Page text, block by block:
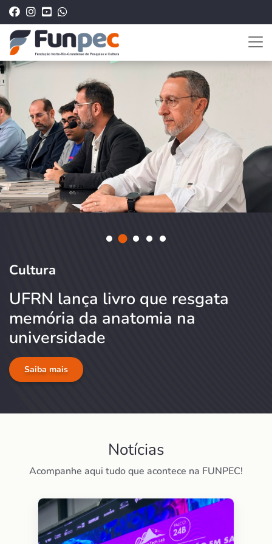
Cultura
UFRN lança livro que resgata
memória da anatomia na
universidade
Saiba mais
Notícias
Acompanhe aqui tudo que acontece na FUNPEC!